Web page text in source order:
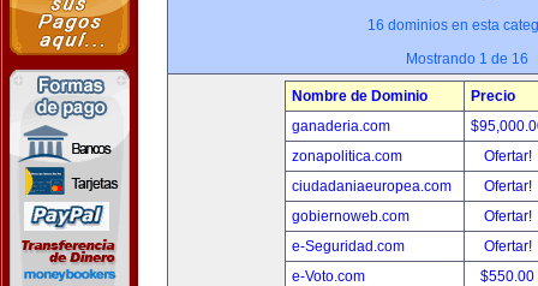
16 dominios en esta
Mostrando 1 de 16
Nombre de Dominio
Precio
ganaderia.com
zonapolitica.com
Ofertar!
ciudadaniaeuropea.com
Ofertar!
gobiernoweb.com
Ofertar!
e-Seguridad.com
Ofertar!
e-Voto.com
$550.00